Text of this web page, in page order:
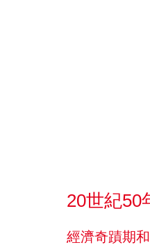
20世紀50
經濟奇蹟期